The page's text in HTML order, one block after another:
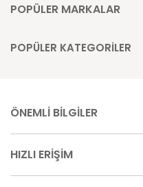
POPÜLER MARKALAR
POPÜLER KATEGORİLER
ÖNEMLİ BİLGİLER
HIZLI ERİŞİM